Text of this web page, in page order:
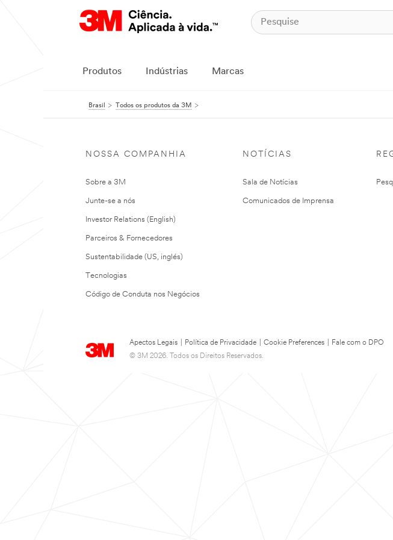
Produtos Indústrias Marcas
Brasil Todos os produtos da 3M
NOSSA COMPANHIA
Sobre a 3M
Junte-se a nós
Investor Relations (English)
Parceiros & Fornecedores
Sustentabilidade (US, inglés)
Tecnologias
Código de Conduta nos Negócios
NOTÍCIAS
Sala de Notícias
Comunicados de Imprensa
Apectos Legais Política de Privacidade Cookie Preferences
Fale com o DPO
© 3M 2026. Todos os Direitos Reservados.